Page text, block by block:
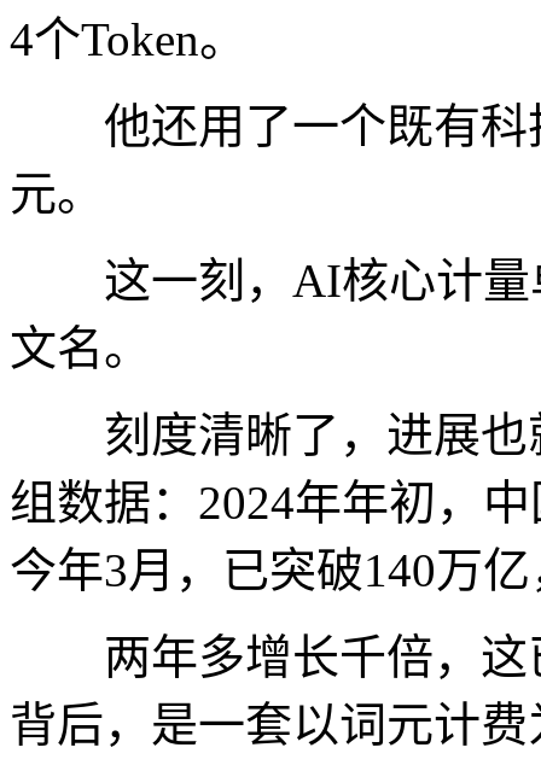
4个Token。
他还用了一个既有科
元。
这一刻，AI核心计量
文名。
刻度清晰了，进展也
组数据：2024年年初，
今年3月，已突破140万
两年多增长千倍，这
背后，是一套以词元计